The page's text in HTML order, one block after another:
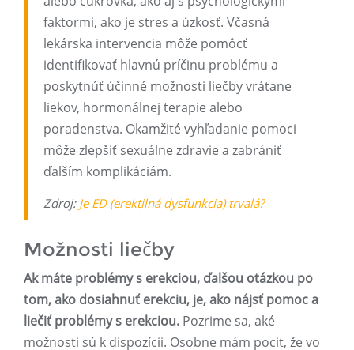
faktormi, ako je stres a úzkosť. Včasná
lekárska intervencia môže pomôcť
identifikovať hlavnú príčinu problému a
poskytnúť účinné možnosti liečby vrátane
liekov, hormonálnej terapie alebo
poradenstva. Okamžité vyhľadanie pomoci
môže zlepšiť sexuálne zdravie a zabrániť
ďalším komplikáciám.
Zdroj: Je ED (erektilná dysfunkcia) trvalá?
Možnosti liečby
Ak máte problémy s erekciou, ďalšou otázkou po
tom, ako dosiahnuť erekciu, je, ako nájsť pomoc a
liečiť problémy s erekciou. Pozrime sa, aké
možnosti sú k dispozícii. Osobne mám pocit, že vo